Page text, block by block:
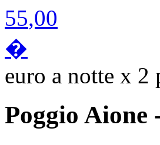
55,00
�
euro a notte x 2
Poggio Aione